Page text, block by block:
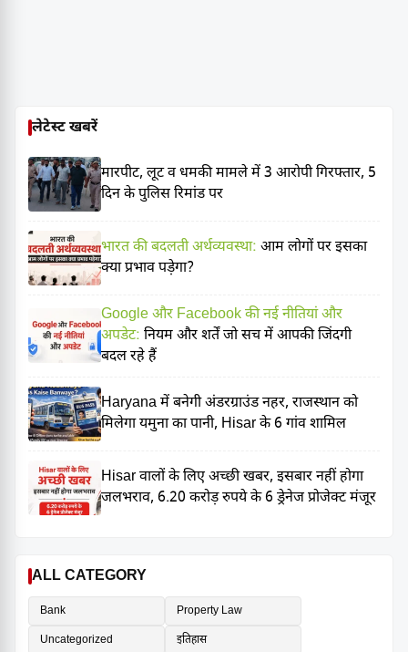
लेटेस्ट खबरें
मारपीट, लूट व धमकी मामले में 3 आरोपी गिरफ्तार, 5
दिन के पुलिस रिमांड पर
भारत की बदलती अर्थव्यवस्था: आम लोगों पर इसका
क्या प्रभाव पड़ेगा?
Google और Facebook की नई नीतियां और
अपडेट: नियम और शर्तें जो सच में आपकी जिंदगी
बदल रहे हैं
Haryana में बनेगी अंडरग्राउंड नहर, राजस्थान को
मिलेगा यमुना का पानी, Hisar के 6 गांव शामिल
Hisar वालों के लिए अच्छी खबर, इसबार नहीं होगा
जलभराव, 6.20 करोड़ रुपये के 6 ड्रेनेज प्रोजेक्ट मंजूर
ALL CATEGORY
Bank
Property Law
Uncategorized
इतिहास